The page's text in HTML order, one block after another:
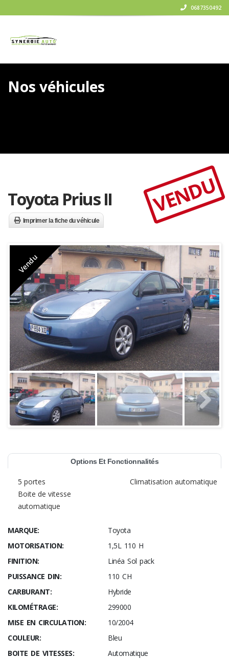
0687350492
Nos véhicules
Toyota Prius II VENDU
Imprimer la fiche du véhicule
Vendu
Options Et Fonctionnalités
5 portes
Boite de vitesse
automatique
Climatisation automatique
MARQUE:
Toyota
MOTORISATION:
1,5L 110 H
FINITION:
Linéa Sol pack
PUISSANCE DIN:
110 CH
CARBURANT:
Hybride
KILOMÉTRAGE:
299000
MISE EN CIRCULATION:
10/2004
COULEUR:
Bleu
BOITE DE VITESSES:
Automatique